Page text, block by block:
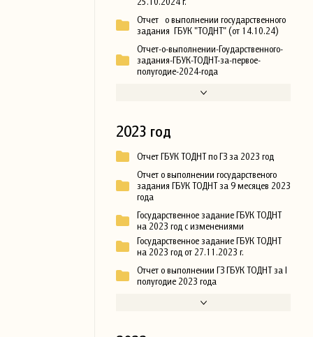
Отчет о выполнении государственного
задания ГБУК "ТОДНТ" (от 14.10.24)
Отчет-о-выполнении-Гоударственного-
задания-ГБУК-ТОДНТ-за-первое-
полугодие-2024-года
2023 год
Отчет ГБУК ТОДНТ по ГЗ за 2023 год
Отчет о выполнении государственого
задания ГБУК ТОДНТ за 9 месяцев 2023
года
Государственное задание ГБУК ТОДНТ
на 2023 год с изменениями
Государственное задание ГБУК ТОДНТ
на 2023 год от 27.11.2023 г.
Отчет о выполнении ГЗ ГБУК ТОДНТ за I
полугодие 2023 года